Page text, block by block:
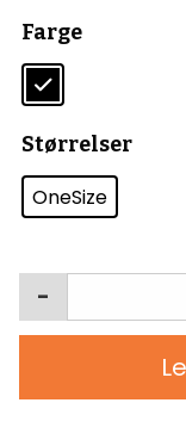
Farge
Størrelser
OneSize
-